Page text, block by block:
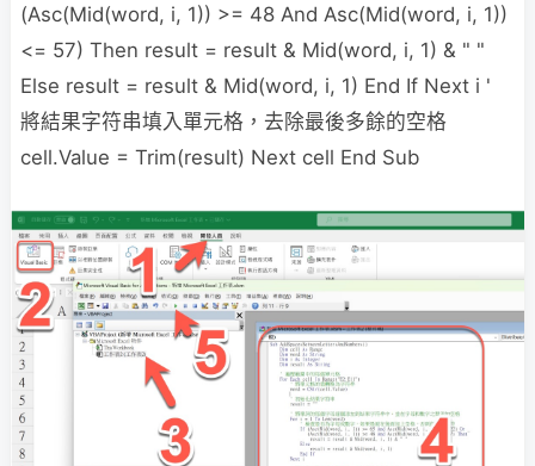
(Asc(Mid(word, i, 1)) >= 48 And Asc(Mid(word, i, 1))
<= 57) Then result = result & Mid(word, i, 1) & " "
Else result = result & Mid(word, i, 1) End If Next i '
將結果字符串填入單元格，去除最後多餘的空格
cell.Value = Trim(result) Next cell End Sub